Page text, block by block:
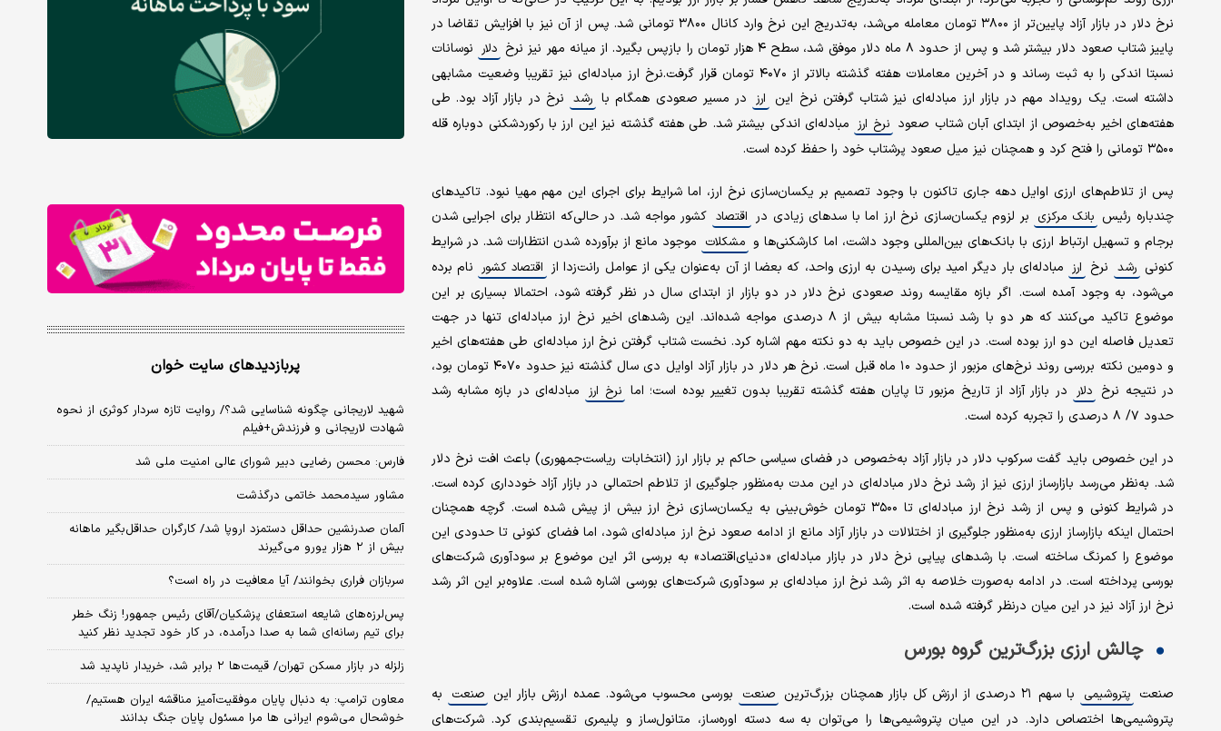
نرخ دلار در بازار آزاد پایین‌تر از ۳۸۰۰ تومان معامله می‌شد، به‌تدریج این نرخ وارد کانال ۳۸۰۰ تومانی شد. پس از آن نیز با افزایش تقاضا در
پاییز شتاب صعود دلار بیشتر شد و پس از حدود ۸ ماه دلار موفق شد، سطح ۴ هزار تومان را بازپس بگیرد. از میانه مهر نیز نرخ
دلار نوسانات
نسبتا اندکی را به ثبت رساند و در آخرین معاملات هفته گذشته بالاتر از ۴۰۷۰ تومان قرار گرفت.نرخ ارز مبادله‌ای نیز تقریبا وضعیت مشابهی
داشته است. یک رویداد مهم در بازار ارز مبادله‌ای نیز شتاب گرفتن نرخ این ارز در مسیر صعودی همگام با رشد نرخ در بازار آزاد بود. طی
هفته‌های اخیر به‌خصوص از ابتدای آبان شتاب صعود نرخ ارز مبادله‌ای اندکی بیشتر شد. طی هفته گذشته نیز این ارز با رکوردشکنی دوباره قله
۳۵۰۰ تومانی را فتح کرد و همچنان نیز میل صعود پرشتاب خود را حفظ کرده است.
پس از تلاطم‌های ارزی اوایل دهه جاری تاکنون با وجود تصمیم بر یکسان‌سازی نرخ ارز، اما شرایط برای اجرای این مهم مهیا نبود. تاکیدهای
چندباره رئیس بانک مرکزی بر لزوم یکسان‌سازی نرخ ارز اما با سدهای زیادی در اقتصاد کشور مواجه شد. در حالی‌که انتظار برای اجرایی شدن
برجام و تسهیل ارتباط ارزی با بانک‌های بین‌المللی وجود داشت، اما کارشکنی‌ها و مشکلات موجود مانع از برآورده شدن انتظارات شد. در شرایط
کنونی رشد نرخ ارز مبادله‌ای بار دیگر امید برای رسیدن به ارزی واحد، که بعضا از آن به‌عنوان یکی از عوامل رانت‌زدا از اقتصاد کشور نام برده
می‌شود، به وجود آمده است. اگر بازه مقایسه روند صعودی نرخ دلار در دو بازار از ابتدای سال در نظر گرفته شود، احتمالا بسیاری بر این
موضوع تاکید می‌کنند که هر دو با رشد نسبتا مشابه بیش از ۸ درصدی مواجه شده‌اند. این رشدهای اخیر نرخ ارز مبادله‌ای تنها در جهت
تعدیل فاصله این دو ارز بوده است. در این خصوص باید به دو نکته مهم اشاره کرد. نخست شتاب گرفتن نرخ ارز مبادله‌ای طی هفته‌های اخیر
و دومین نکته بررسی روند نرخ‌های مزبور از حدود ۱۰ ماه قبل است. نرخ هر دلار در بازار آزاد اوایل دی سال گذشته نیز حدود ۴۰۷۰ تومان بود،
در نتیجه نرخ دلار در بازار آزاد از تاریخ مزبور تا پایان هفته گذشته تقریبا بدون تغییر بوده است؛ اما نرخ ارز مبادله‌ای در بازه مشابه رشد
حدود ۷/ ۸ درصدی را تجربه کرده است.
در این خصوص باید گفت سرکوب دلار در بازار آزاد به‌خصوص در فضای سیاسی حاکم بر بازار ارز (انتخابات ریاست‌جمهوری) باعث افت نرخ دلار
شد. به‌نظر می‌رسد بازارساز ارزی نیز از رشد نرخ دلار مبادله‌ای در این مدت به‌منظور جلوگیری از تلاطم احتمالی در بازار آزاد خودداری کرده است.
در شرایط کنونی و پس از رشد نرخ ارز مبادله‌ای تا ۳۵۰۰ تومان خوش‌بینی به یکسان‌سازی نرخ ارز بیش از پیش شده است. گرچه همچنان
احتمال اینکه بازارساز ارزی به‌منظور جلوگیری از اختلالات در بازار آزاد مانع از ادامه صعود نرخ ارز مبادله‌ای شود، اما فضای کنونی تا حدودی این
موضوع را کمرنگ ساخته است. با رشدهای پیاپی نرخ دلار در بازار مبادله‌ای «دنیای‌اقتصاد» به بررسی اثر این موضوع بر سودآوری شرکت‌های
بورسی پرداخته است. در ادامه به‌صورت خلاصه به اثر رشد نرخ ارز مبادله‌ای بر سودآوری شرکت‌های بورسی اشاره شده است. علاوه‌بر این اثر رشد
نرخ ارز آزاد نیز در این میان در‌نظر گرفته شده است.
چالش ارزی بزرگ‌ترین گروه بورس
صنعت پتروشیمی با سهم ۲۱ درصدی از ارزش کل بازار همچنان بزرگ‌ترین صنعت بورسی محسوب می‌شود. عمده ارزش بازار این صنعت به
پتروشیمی‌ها اختصاص دارد. در این میان پتروشیمی‌ها را می‌توان به سه دسته اوره‌ساز، متانول‌ساز و پلیمری تقسیم‌بندی کرد. شرکت‌های
پربازدیدهای سایت خوان
شهید لاریجانی چگونه شناسایی شد؟/ روایت تازه سردار کوثری از نحوه
شهادت لاریجانی و فرزندش+فیلم
فارس: محسن رضایی دبیر شورای عالی امنیت ملی شد
مشاور سیدمحمد خاتمی درگذشت
آلمان صدرنشین حداقل دستمزد اروپا شد/ کارگران حداقل‌بگیر ماهانه
بیش از ۲ هزار یورو می‌گیرند
سربازان فراری بخوانند/ آیا معافیت در راه است؟
پس‌لرزه‌های شایعه استعفای پزشکیان/آقای رئیس جمهور! زنگ خطر
برای تیم رسانه‌ای شما به صدا درآمده، در کار خود تجدید نظر کنید
زلزله در بازار مسکن تهران/ قیمت‌ها ۲ برابر شد، خریدار ناپدید شد
معاون ترامپ: به دنبال پایان موفقیت‌آمیز مناقشه ایران هستیم/
خوشحال می‌شوم ایرانی ها مرا مسئول پایان جنگ بدانند